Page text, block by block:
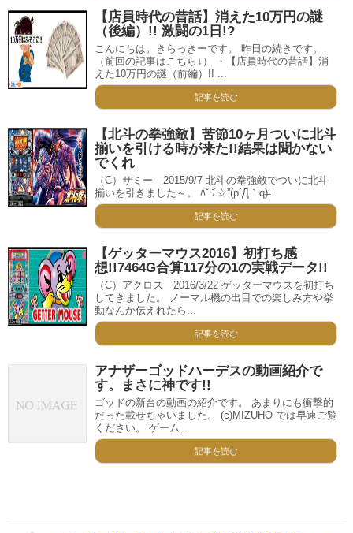
【店員時代の昔話】消えた10万円の謎
（後編）!! 激闘の1日!?
こんにちは。きらっきーです。 昨日の続きです。
（前回の記事はこちら↓） ・【店員時代の昔話】消
えた10万円の謎（前編）!! ...
記事を読む
【北斗の拳強敵】苦節10ヶ月ついに北斗
揃いを引ける時が来た!!結果は聞かない
でくれ
（C）サミー 2015/9/7 北斗の拳強敵でついに北斗
揃いを引きました～。 ﾊﾟﾁ☆”(p´Д｀q)̶...
記事を読む
【ゲッターマウス2016】初打ち感
想!!7464G合算117分の1の実戦データ!!
（C）アクロス 2016/3/22 ゲッターマウスを初打ち
してきました。 ノーマル機の出目での楽しみ方や挙
動なんか伝えれたら...
記事を読む
アナザーゴッドハーデスの動画紹介で
す。まさに神です!!
ゴッドの新台の動画の紹介です。 あまりにも衝撃的
だった載せちゃいました。 (c)MIZUHO では早速ご覧
ください。 ゲーム...
記事を読む